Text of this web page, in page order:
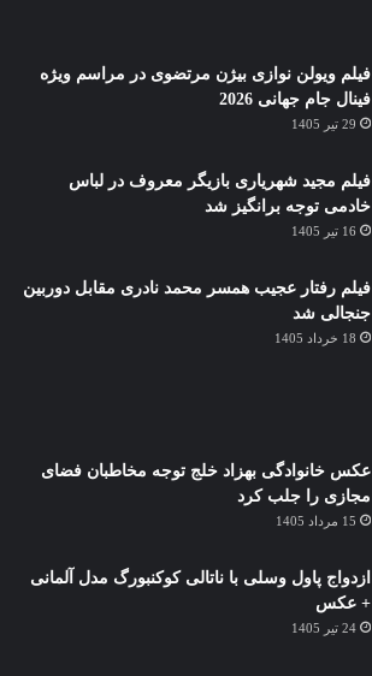
فیلم ویولن نوازی بیژن مرتضوی در مراسم ویژه
فینال جام جهانی 2026
29 تیر 1405
فیلم مجید شهریاری بازیگر معروف در لباس
خادمی توجه برانگیز شد
16 تیر 1405
فیلم رفتار عجیب همسر محمد نادری مقابل دوربین
جنجالی شد
18 خرداد 1405
عکس خانوادگی بهزاد خلج توجه مخاطبان فضای
مجازی را جلب کرد
15 مرداد 1405
ازدواج پاول وسلی با ناتالی کوکنبورگ مدل آلمانی
+ عکس
24 تیر 1405